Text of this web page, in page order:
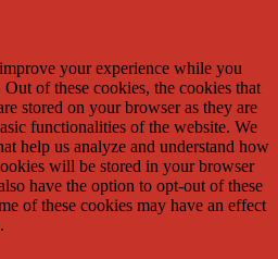
your experience while you
of these cookies, the cookies that
stored on your browser as they are
functionalities of the website. We
help us analyze and understand how
will be stored in your browser
have the option to opt-out of these
of these cookies may have an effect